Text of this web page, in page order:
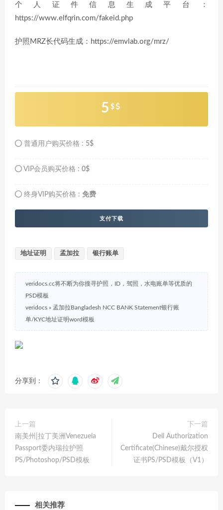
个人证件信息生成平台：
https://www.elfqrin.com/fakeid.php
护照MRZ长代码生成：https://emvlab.org/mrz/
5 $
普通用户购买价格 : 5$
VIP会员购买价格 : 0$
终身VIP购买价格 : 免费
支付下载
地址证明 孟加拉 银行账单
veridocs.cc将不断为你搜寻护照，ID，驾照，水电账单等优质的
PSD模板
veridocs » 孟加拉Bangladesh NCC BANK Statement银行账
单/KYC地址证明word模板
分享到：
上一篇
南美州|拉丁美洲Venezuela
Passport委内瑞拉护照
PS/Photoshop/PSD模板
下一篇
Dell Authorization
Certificate(Chinese)戴尔授权
证书PS/PSD模板（V1）
相关推荐